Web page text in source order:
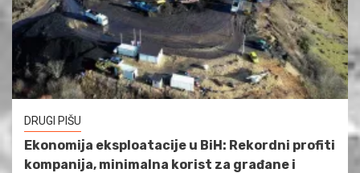
DRUGI PIŠU
Ekonomija eksploatacije u BiH: Rekordni profiti
kompanija, minimalna korist za građane i